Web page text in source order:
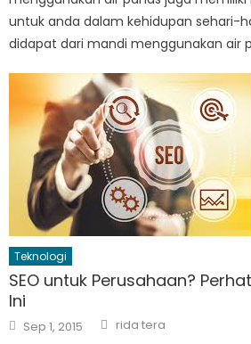
untuk anda dalam kehidupan sehari-
didapat dari mandi menggunakan air
Teknologi
SEO untuk Perusahaan?
Ini
Posted
on
Sep 1, 2015 Author
rida tera